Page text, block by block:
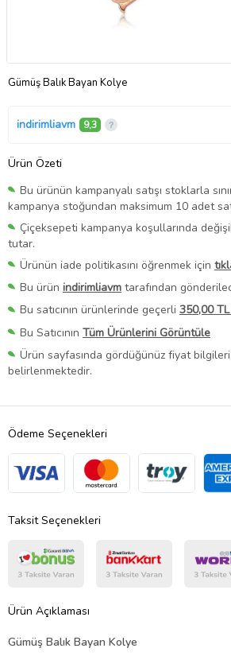
Gümüş Balık Bayan Kolye
indirimliavm 9,3
Ürün Özeti
Bu ürünün kampanyalı satışı stoklarla
kampanya stoğundan maksimum 10 adet
Çiçeksepeti kampanya koşullarında
tutar.
Ürünün iade politikasını öğrenmek için
Bu ürün indirimliavm tarafından
Bu satıcının ürünlerinde geçerli 350,00
Bu Satıcının Tüm Ürünlerini Görüntüle
Ürün sayfasında gördüğünüz fiyat bilgileri,
belirlenmektedir.
Ödeme Seçenekleri
Taksit Seçenekleri
Ürün Açıklaması
Gümüş Balık Bayan Kolye